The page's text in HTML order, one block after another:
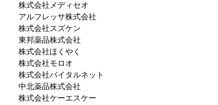
株式会社メディセオ
アルフレッサ株式会社
株式会社スズケン
東邦薬品株式会社
株式会社ほくやく
株式会社モロオ
株式会社バイタルネット
中北薬品株式会社
株式会社ケーエスケー